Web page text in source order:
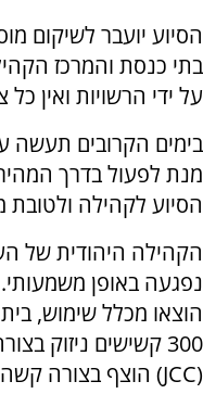
הסיוע יועבר לשיקום
בתי כנסת והמרכז
על ידי הרשויות ואין
בימים הקרובים
מנת לפעול בדרך
הסיוע לקהילה ולטובת
נפגעה באופן
הוצאו מכלל שימוש,
300 קשישים ניזוק
(JCC) הוצף בצורה קשה.